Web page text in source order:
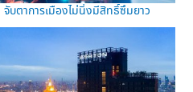
บตาการเมืองไม่นิ่งมีสิทธิ์ซึมยาว